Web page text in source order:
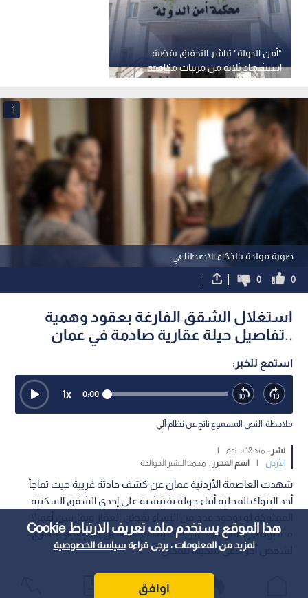
هذا الموقع يستخدم ملف تعريف الارتباط Cookie
لمزيد من المعلومات ، يرجى قراءةسياسة الخصوصية
اوافق
"أمن الدولة" تباشر التحقيق بقضية
استشهاد ثلاثة من مرتبات مكافحة
المخدرات
صورة مولدة بالذكاء الاصطناعي
1
0
0
استغلال الشقق الفارغة بعقود وهمية
..تفاصيل حيلة عقارية صادمة في عمان
استمع للخبر:
0:00
1x
ملاحظة: النص المسموع ناتج عن نظام آلي
نشر : منذ 18 ساعة
الأردن
اسم المحرر : محمد البشير الخوالدة
شهدت العاصمة الأردنية عمان عن كشف حادثة غريبة حيث تفاجأ
أحد البنوك المحلية أثناء جولة تفتيشية على إحدى الشقق السكنية
مشبوهة وممارسات غير أخلاقية، مع ادعائهن دفع إيجار شهري
لشخص آخر ادعى ملكيته للمكان.